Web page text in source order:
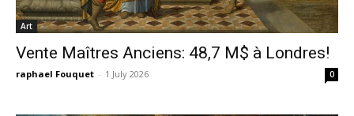
Art
Vente Maîtres Anciens: 48,7 M$ à Londres!
raphael Fouquet - 1 July 2026 0